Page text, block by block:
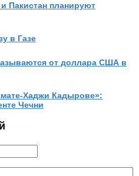
Пакистан планируют
в Газе
от доллара США в
Хаджи Кадырове»:
Чечни